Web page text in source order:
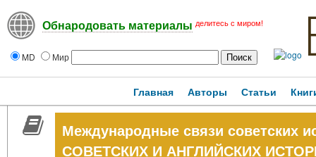
Обнародовать материалы делитесь с миром!
MD Мир
Главная Авторы Статьи
Международные связи советских
СОВЕТСКИХ И АНГЛИЙСКИХ